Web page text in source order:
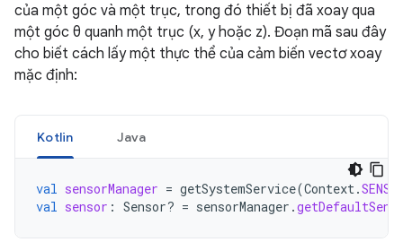
của một góc và một trục, trong đó thiết bị đã xoay qua
một góc θ quanh một trục (x, y hoặc z). Đoạn mã sau đây
cho biết cách lấy một thực thể của cảm biến vectơ xoay
mặc định:
Kotlin Java
val sensorManager = getSystemService(Context .
val sensor : Sensor? = sensorManager .